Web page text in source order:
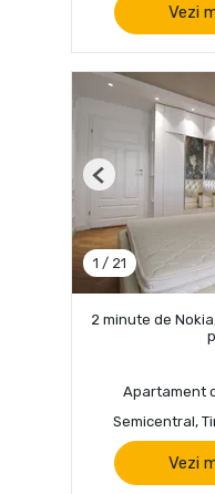
Vezi
1 / 21
Previous
2 minute de
Apartament
Semicentral,
Vezi